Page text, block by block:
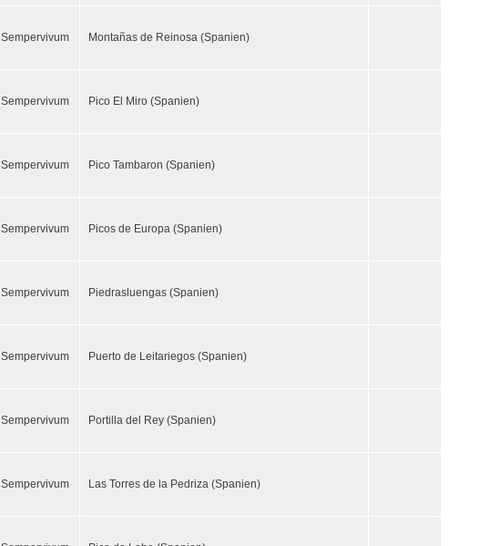
Sempervivum Montañas de Reinosa (Spanien)
Sempervivum Pico El Miro (Spanien)
Sempervivum Pico Tambaron (Spanien)
Sempervivum Picos de Europa (Spanien)
Sempervivum Piedrasluengas (Spanien)
Sempervivum Puerto de Leitariegos (Spanien)
Sempervivum Portilla del Rey (Spanien)
Sempervivum Las Torres de la Pedriza (Spanien)